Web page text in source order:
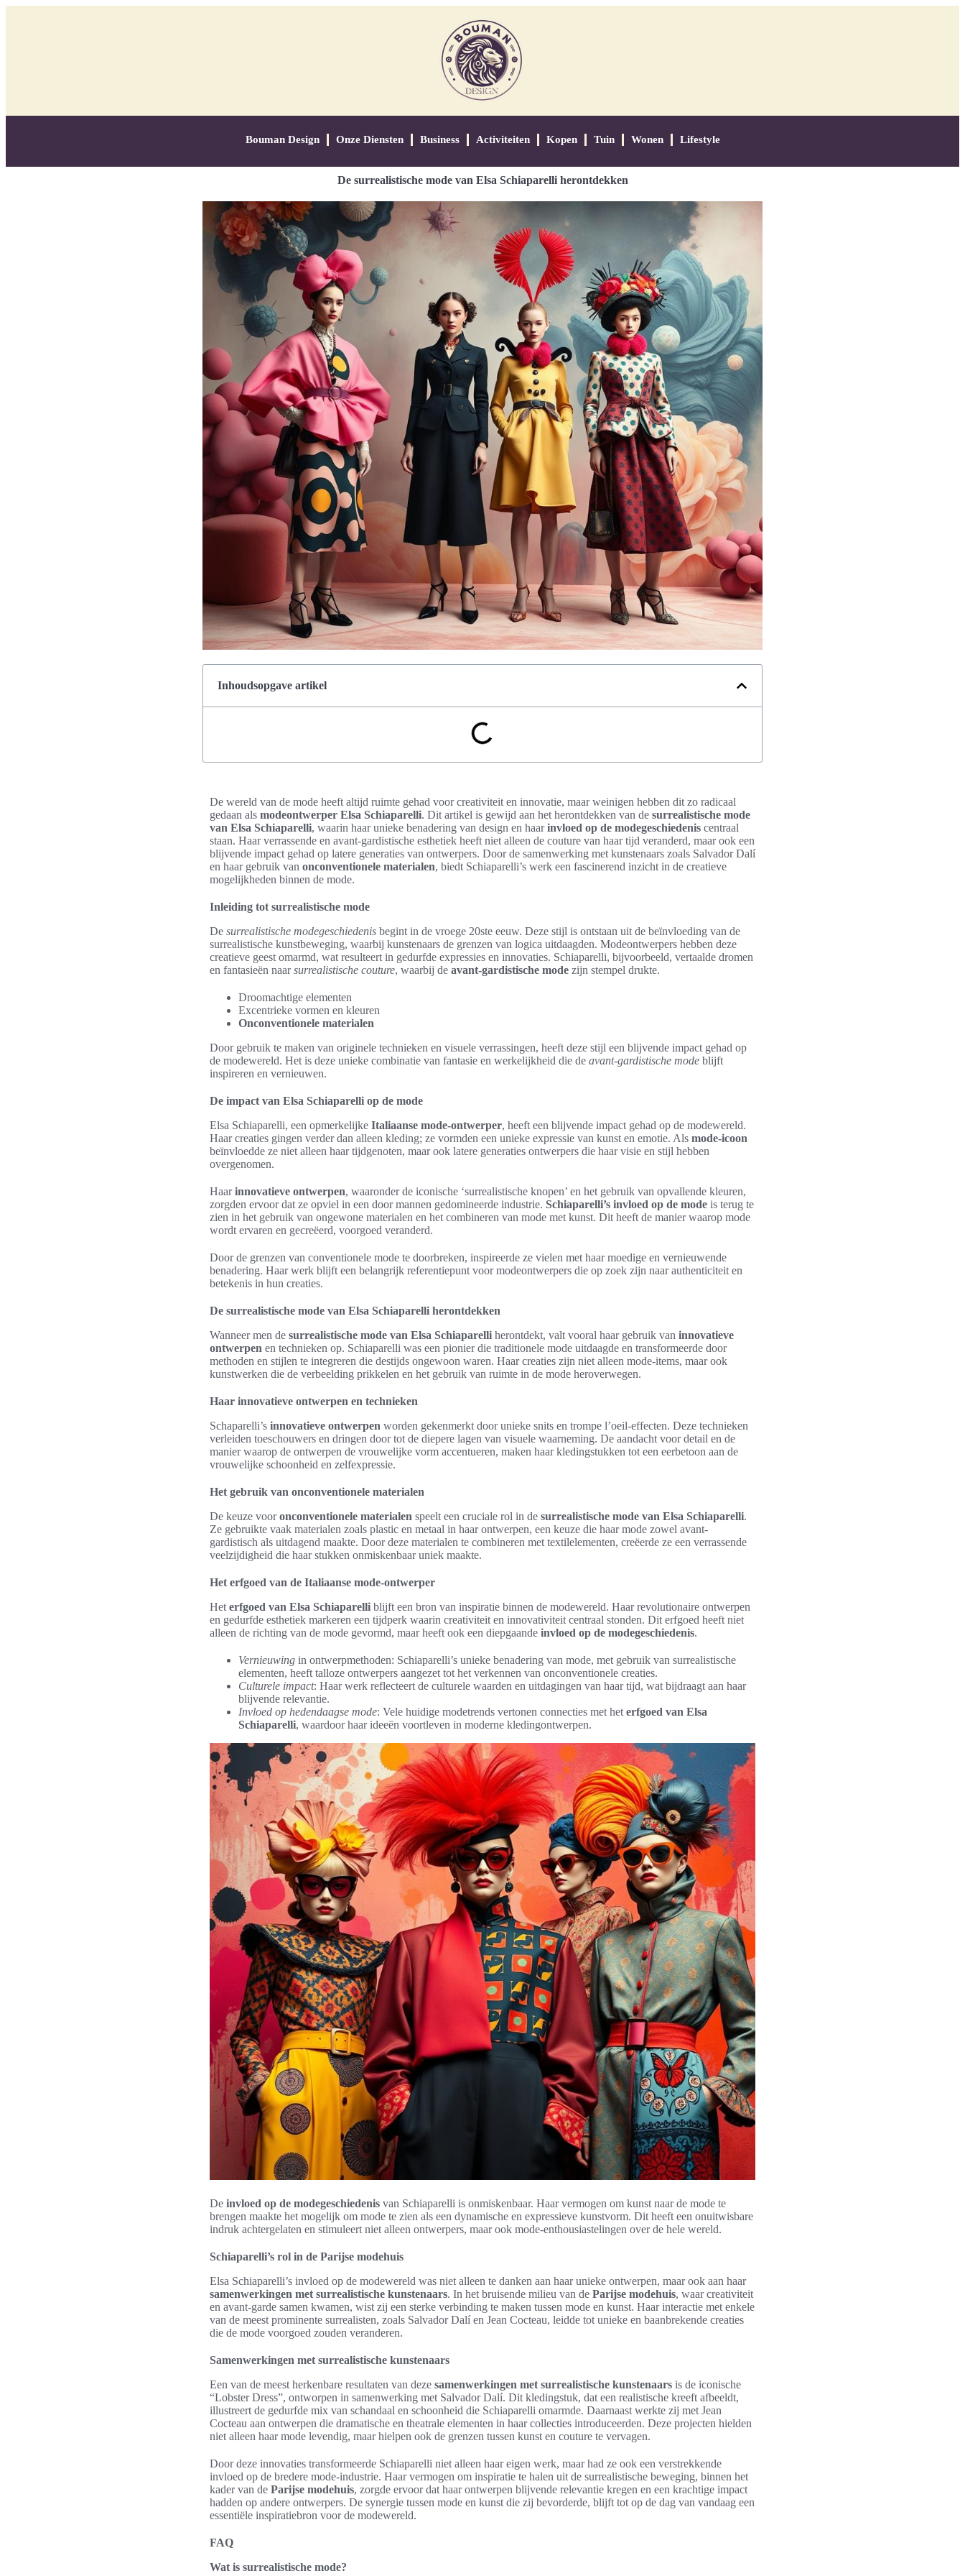
Bouman Design Onze Diensten Business Activiteiten Kopen Tuin Wonen Lifestyle
De surrealistische mode van Elsa Schiaparelli herontdekken
Inhoudsopgave artikel
De wereld van de mode heeft altijd ruimte gehad voor creativiteit en innovatie, maar weinigen hebben dit zo radicaal
gedaan als modeontwerper Elsa Schiaparelli. Dit artikel is gewijd aan het herontdekken van de surrealistische mode
van Elsa Schiaparelli, waarin haar unieke benadering van design en haarinvloed op de modegeschiedenis centraal
staan. Haar verrassende en avant-gardistische esthetiek heeft niet alleen de couture van haar tijd veranderd, maar ook een
blijvende impact gehad op latere generaties van ontwerpers. Door de samenwerking met kunstenaars zoals Salvador Dalí
en haar gebruik van onconventionele materialen, biedt Schiaparelli’s werk een fascinerend inzicht in de creatieve
mogelijkheden binnen de mode.
Inleiding tot surrealistische mode
De surrealistische modegeschiedenis begint in de vroege 20ste eeuw. Deze stijl is ontstaan uit de beïnvloeding van de
surrealistische kunstbeweging, waarbij kunstenaars de grenzen van logica uitdaagden. Modeontwerpers hebben deze
creatieve geest omarmd, wat resulteert in gedurfde expressies en innovaties. Schiaparelli, bijvoorbeeld, vertaalde dromen
en fantasieën naarsurrealistische couture, waarbij de avant-gardistische mode zijn stempel drukte.
Droomachtige elementen
Excentrieke vormen en kleuren
Onconventionele materialen
Door gebruik te maken van originele technieken en visuele verrassingen, heeft deze stijl een blijvende impact gehad op
de modewereld. Het is deze unieke combinatie van fantasie en werkelijkheid die de avant-gardistische mode blijft
inspireren en vernieuwen.
De impact van Elsa Schiaparelli op de mode
Elsa Schiaparelli, een opmerkelijke Italiaanse mode-ontwerper, heeft een blijvende impact gehad op de modewereld.
Haar creaties gingen verder dan alleen kleding; ze vormden een unieke expressie van kunst en emotie. Als mode-icoon
beïnvloedde ze niet alleen haar tijdgenoten, maar ook latere generaties ontwerpers die haar visie en stijl hebben
overgenomen.
Haarinnovatieve ontwerpen, waaronder de iconische ‘surrealistische knopen’ en het gebruik van opvallende kleuren,
zorgden ervoor dat ze opviel in een door mannen gedomineerde industrie. Schiaparelli’s invloed op de mode is terug te
zien in het gebruik van ongewone materialen en het combineren van mode met kunst. Dit heeft de manier waarop mode
wordt ervaren en gecreëerd, voorgoed veranderd.
Door de grenzen van conventionele mode te doorbreken, inspireerde ze vielen met haar moedige en vernieuwende
benadering. Haar werk blijft een belangrijk referentiepunt voor modeontwerpers die op zoek zijn naar authenticiteit en
betekenis in hun creaties.
De surrealistische mode van Elsa Schiaparelli herontdekken
Wanneer men de surrealistische mode van Elsa Schiaparelli herontdekt, valt vooral haar gebruik van innovatieve
ontwerpen en technieken op. Schiaparelli was een pionier die traditionele mode uitdaagde en transformeerde door
methoden en stijlen te integreren die destijds ongewoon waren. Haar creaties zijn niet alleen mode-items, maar ook
kunstwerken die de verbeelding prikkelen en het gebruik van ruimte in de mode heroverwegen.
Haar innovatieve ontwerpen en technieken
Schaparelli’s innovatieve ontwerpen worden gekenmerkt door unieke snits en trompe l’oeil-effecten. Deze technieken
verleiden toeschouwers en dringen door tot de diepere lagen van visuele waarneming. De aandacht voor detail en de
manier waarop de ontwerpen de vrouwelijke vorm accentueren, maken haar kledingstukken tot een eerbetoon aan de
vrouwelijke schoonheid en zelfexpressie.
Het gebruik van onconventionele materialen
De keuze vooronconventionele materialen speelt een cruciale rol in de surrealistische mode van Elsa Schiaparelli.
Ze gebruikte vaak materialen zoals plastic en metaal in haar ontwerpen, een keuze die haar mode zowel avant-
gardistisch als uitdagend maakte. Door deze materialen te combineren met textilelementen, creëerde ze een verrassende
veelzijdigheid die haar stukken onmiskenbaar uniek maakte.
Het erfgoed van de Italiaanse mode-ontwerper
Het erfgoed van Elsa Schiaparelli blijft een bron van inspiratie binnen de modewereld. Haar revolutionaire ontwerpen
en gedurfde esthetiek markeren een tijdperk waarin creativiteit en innovativiteit centraal stonden. Dit erfgoed heeft niet
alleen de richting van de mode gevormd, maar heeft ook een diepgaande invloed op de modegeschiedenis.
Vernieuwing in ontwerpmethoden: Schiaparelli’s unieke benadering van mode, met gebruik van surrealistische
elementen, heeft talloze ontwerpers aangezet tot het verkennen van onconventionele creaties.
Culturele impact: Haar werk reflecteert de culturele waarden en uitdagingen van haar tijd, wat bijdraagt aan haar
blijvende relevantie.
Invloed op hedendaagse mode: Vele huidige modetrends vertonen connecties met het erfgoed van Elsa
Schiaparelli, waardoor haar ideeën voortleven in moderne kledingontwerpen.
De invloed op de modegeschiedenis van Schiaparelli is onmiskenbaar. Haar vermogen om kunst naar de mode te
brengen maakte het mogelijk om mode te zien als een dynamische en expressieve kunstvorm. Dit heeft een onuitwisbare
indruk achtergelaten en stimuleert niet alleen ontwerpers, maar ook mode-enthousiastelingen over de hele wereld.
Schiaparelli’s rol in de Parijse modehuis
Elsa Schiaparelli’s invloed op de modewereld was niet alleen te danken aan haar unieke ontwerpen, maar ook aan haar
samenwerkingen met surrealistische kunstenaars. In het bruisende milieu van de Parijse modehuis, waar creativiteit
en avant-garde samen kwamen, wist zij een sterke verbinding te maken tussen mode en kunst. Haar interactie met enkele
van de meest prominente surrealisten, zoals Salvador Dalí en Jean Cocteau, leidde tot unieke en baanbrekende creaties
die de mode voorgoed zouden veranderen.
Samenwerkingen met surrealistische kunstenaars
Een van de meest herkenbare resultaten van deze samenwerkingen met surrealistische kunstenaars is de iconische
“Lobster Dress”, ontworpen in samenwerking met Salvador Dalí. Dit kledingstuk, dat een realistische kreeft afbeeldt,
illustreert de gedurfde mix van schandaal en schoonheid die Schiaparelli omarmde. Daarnaast werkte zij met Jean
Cocteau aan ontwerpen die dramatische en theatrale elementen in haar collecties introduceerden. Deze projecten hielden
niet alleen haar mode levendig, maar hielpen ook de grenzen tussen kunst en couture te vervagen.
Door deze innovaties transformeerde Schiaparelli niet alleen haar eigen werk, maar had ze ook een verstrekkende
invloed op de bredere mode-industrie. Haar vermogen om inspiratie te halen uit de surrealistische beweging, binnen het
kader van de Parijse modehuis, zorgde ervoor dat haar ontwerpen blijvende relevantie kregen en een krachtige impact
hadden op andere ontwerpers. De synergie tussen mode en kunst die zij bevorderde, blijft tot op de dag van vandaag een
essentiële inspiratiebron voor de modewereld.
FAQ
Wat is surrealistische mode?